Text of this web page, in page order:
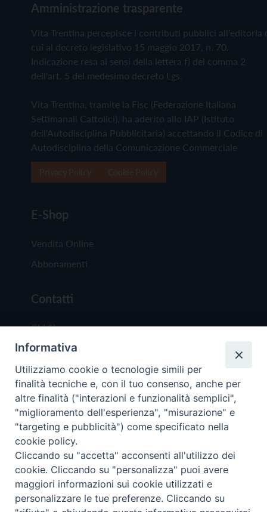
Amministrazione trasparente
Vita Trentina percepisce i contributi pubblici all'editoria
cui al decreto legislativo 15 maggio 2017, n. 70.
Indicazione resa ai sensi della lettera f) del comma 2
dell'art. 5 del medesimo decreto Lgs.
Vita Trentina, tramite la Fisc (Federazione Italiana
Settimanali Cattolici), ha aderito allo IAP (Istituto
dell'Autodisciplina Pubblicitaria) accettando il Codice di
Autodisciplina della Comunicazione Commerciale
E-Shop
Vendita Online
Abbonamenti
Contatti
Chi Siamo
Redazione
Scrivici
Copyright © 2019 - Tutti i diritti riservati - Vita
Trentina Editrice
Privacy Policy
Torna
Informativa
Utilizziamo cookie o tecnologie simili per
finalità tecniche e, con il tuo consenso, anche per
altre finalità ("interazioni e funzionalità semplici",
"miglioramento dell'esperienza", "misurazione" e
"targeting e pubblicità") come specificato nella
cookie policy.
Cliccando su "accetta" acconsenti all'utilizzo dei
cookie. Cliccando su "personalizza" puoi avere
maggiori informazioni sui cookie utilizzati e
personalizzare le tue preferenze. Cliccando su